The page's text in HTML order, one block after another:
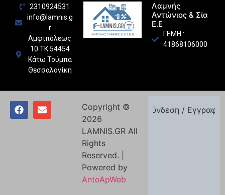
2310924531
info@lamnis.g
r
Αμφιπόλεως
10 ΤΚ 54454
Κάτω Τούμπα
Θεσσαλονίκη
Λαμνής
Αντώνιος & Σία
Ε.Ε
ΓΕΜΗ :
41868106000
Copyright ©
2026
LAMNIS.GR All
Rights
Reserved. |
Powered by
AntoApWeb
Σύνδεση / Εγγραφή